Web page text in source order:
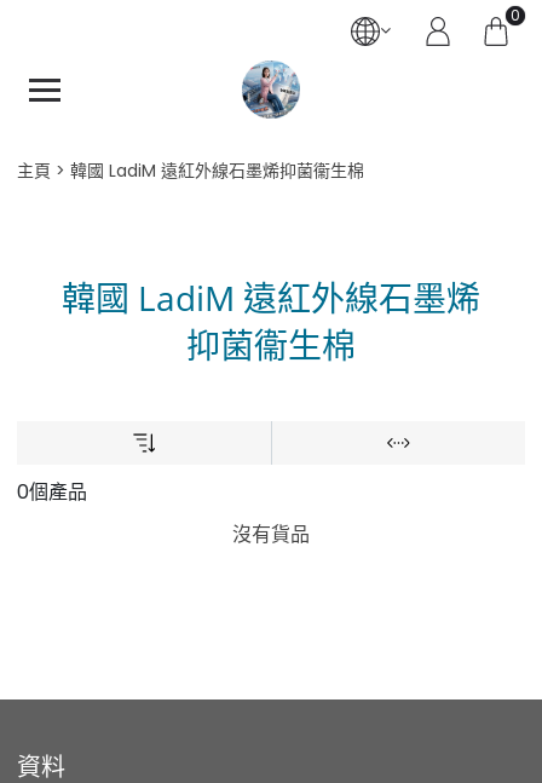
0
主頁 韓國 LadiM 遠紅外線石墨烯抑菌衞生棉
韓國 LadiM 遠紅外線石墨烯
抑菌衞生棉
0個產品
沒有貨品
資料